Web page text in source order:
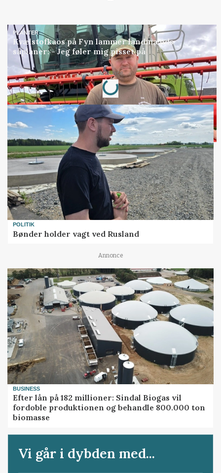
PLANTER
Kvælstofkaos på Fyn lammer landmænds
såplaner: - Jeg føler mig pisset på
Annonce
Loading...
POLITIK
Bønder holder vagt ved Rusland
Annonce
BUSINESS
Efter lån på 182 millioner: Sindal Biogas vil
fordoble produktionen og behandle 800.000 ton
biomasse
Vi går i dybden med...